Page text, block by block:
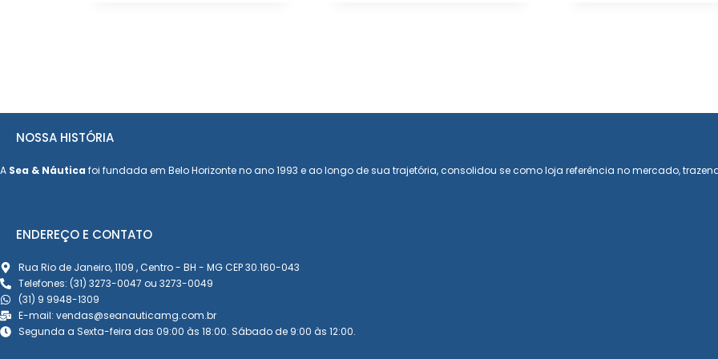
escolhidas
do
NOSSA HISTÓRIA
A Sea & Náutica foi fundada em Belo Horizonte no ano 1993 e ao longo de sua trajetória, consolidou se como loja referência no mercado,
ENDEREÇO E CONTATO
Rua Rio de Janeiro, 1109 , Centro - BH - MG CEP 30.160-043
Telefones: (31) 3273-0047 ou 3273-0049
(31) 9 9948-1309
E-mail: vendas@seanauticamg.com.br
Segunda a Sexta-feira das 09:00 às 18:00. Sábado de 9:00 às 12:00.